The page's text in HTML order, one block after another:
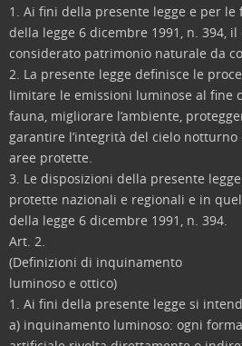
1. Ai fini della presente legge e per le
della legge 6 dicembre 1991, n. 394,
considerato patrimonio naturale da
2. La presente legge definisce le
limitare le emissioni luminose al fine
fauna, migliorare l’ambiente,
garantire l’integrità del cielo
aree protette.
3. Le disposizioni della presente
protette nazionali e regionali e in
della legge 6 dicembre 1991, n. 394.
Art. 2.
(Definizioni di inquinamento
luminoso e ottico)
1. Ai fini della presente legge si
a) inquinamento luminoso: ogni